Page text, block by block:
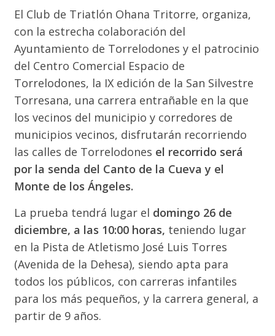
El Club de Triatlón Ohana Tritorre, organiza,
con la estrecha colaboración del
Ayuntamiento de Torrelodones y el patrocinio
del Centro Comercial Espacio de
Torrelodones, la IX edición de la San Silvestre
Torresana, una carrera entrañable en la que
los vecinos del municipio y corredores de
municipios vecinos, disfrutarán recorriendo
las calles de Torrelodones el recorrido será
por la senda del Canto de la Cueva y el
Monte de los Ángeles.
La prueba tendrá lugar el domingo 26 de
diciembre, a las 10:00 horas, teniendo lugar
en la Pista de Atletismo José Luis Torres
(Avenida de la Dehesa), siendo apta para
todos los públicos, con carreras infantiles
para los más pequeños, y la carrera general, a
partir de 9 años.